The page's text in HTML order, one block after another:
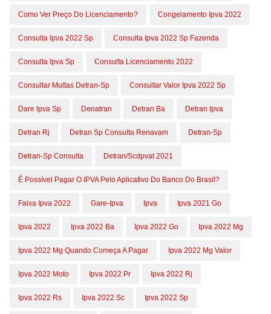
Como Ver Preço Do Licenciamento? Congelamento Ipva 2022
Consulta Ipva 2022 Sp Consulta Ipva 2022 Sp Fazenda
Consulta Ipva Sp Consulta Licenciamento 2022
Consultar Multas Detran-Sp Consultar Valor Ipva 2022 Sp
Dare Ipva Sp Denatran Detran Ba Detran Ipva
Detran Rj Detran Sp Consulta Renavam Detran-Sp
Detran-Sp Consulta Detran/scdpvat 2021
É Possível Pagar O IPVA Pelo Aplicativo Do Banco Do Brasil?
Faixa Ipva 2022 Gare-Ipva Ipva Ipva 2021 Go
Ipva 2022 Ipva 2022 Ba Ipva 2022 Go Ipva 2022 Mg
Ipva 2022 Mg Quando Começa A Pagar Ipva 2022 Mg Valor
Ipva 2022 Moto Ipva 2022 Pr Ipva 2022 Rj
Ipva 2022 Rs Ipva 2022 Sc Ipva 2022 Sp